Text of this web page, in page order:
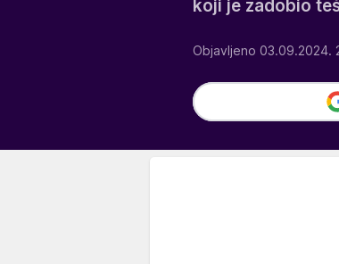
koji je zadobio
Objavljeno 03.09.2024.